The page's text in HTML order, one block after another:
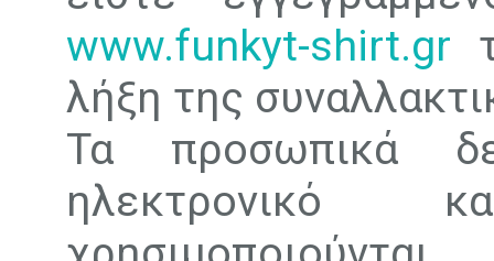
www.funkyt-shirt.gr
λήξη της
Τα προσωπικά
ηλεκτρονικό